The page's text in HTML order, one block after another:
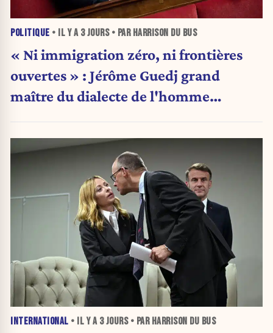
POLITIQUE • IL Y A 3 JOURS• PAR HARRISON DU BUS
« Ni immigration zéro, ni frontières
ouvertes » : Jérôme Guedj grand
maître du dialecte de l'homme
INTERNATIONAL • IL Y A 3 JOURS• PAR HARRISON DU BUS